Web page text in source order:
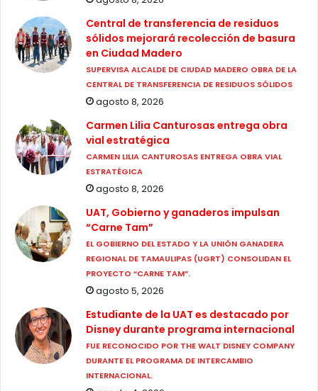
Central de transferencia de residuos
sólidos mejorará recolección de basura
en Ciudad Madero
SUPERVISA ALCALDE DE CIUDAD MADERO OBRA DE LA
CENTRAL DE TRANSFERENCIA DE RESIDUOS SÓLIDOS
agosto 8, 2026
Carmen Lilia Canturosas entrega obra
vial estratégica
CARMEN LILIA CANTUROSAS ENTREGA OBRA VIAL
ESTRATÉGICA
agosto 8, 2026
UAT, Gobierno y ganaderos impulsan
“Carne Tam”
EL GOBIERNO DEL ESTADO Y LA UNIÓN GANADERA
REGIONAL DE TAMAULIPAS (UGRT) CONSOLIDAN EL
PROYECTO “CARNE TAM”.
agosto 5, 2026
Estudiante de la UAT es destacado por
Disney durante programa internacional
FUE RECONOCIDO POR THE WALT DISNEY COMPANY
DURANTE EL PROGRAMA DE INTERCAMBIO
INTERNACIONAL.